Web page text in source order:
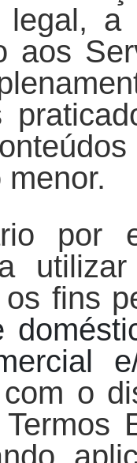
legal,
aos
por
os fins
o